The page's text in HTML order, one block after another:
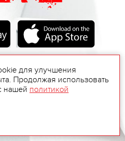
для улучшения
Продолжая использовать
нашей политикой